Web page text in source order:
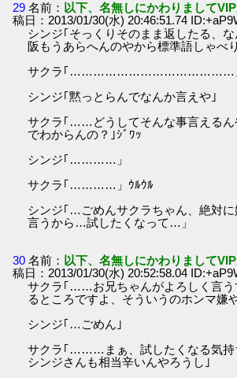
29 名前： 以下、名無しにかわりまして
稿日：2013/01/30(水) 20:46:51.74
シンジ｢そっくりそのまま返したる、
阪もうあらへんのやから標準語しゃべ
サクラ｢……………………………………」
シンジ｢黙っとらんでなんか言えや｣
サクラ｢……どうしてそんな事言えるん
でわからんの？｣ｼﾞﾜｯ
シンジ｢…………」
サクラ｢…………」ｳﾙｳﾙ
シンジ｢…ごめんサクラちゃん、絶対に
言うから…試したくなって…」
30 名前： 以下、名無しにかわりまして
稿日：2013/01/30(水) 20:52:58.04
サクラ｢……お兄ちゃんがよろしく言う
るところですよ、そういうのホンマ嫌
シンジ｢…ごめん｣
サクラ｢………まぁ、試したくなる気持
シンジさんも相当辛いんやろうし｣